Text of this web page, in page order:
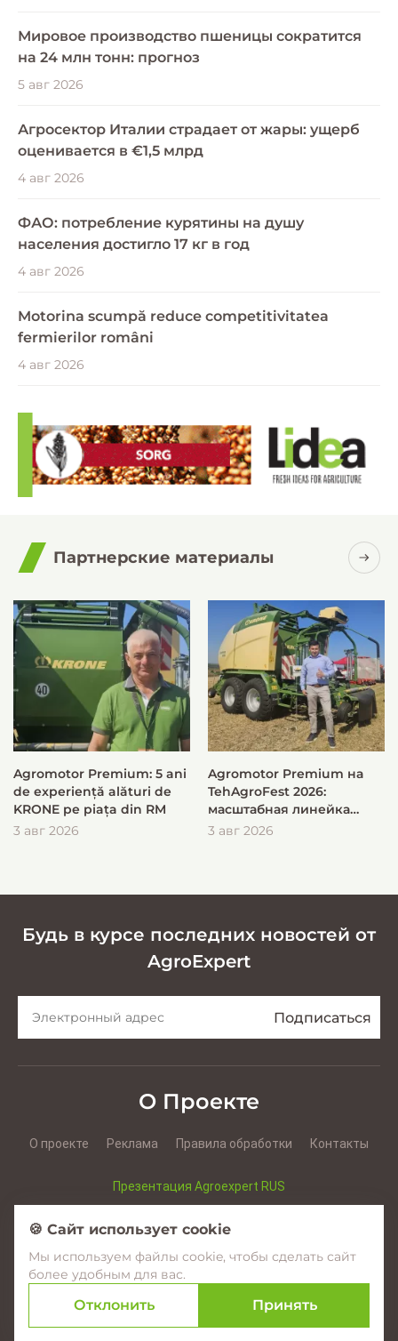
Мировое производство пшеницы сократится
на 24 млн тонн: прогноз
5 авг 2026
Агросектор Италии страдает от жары: ущерб
оценивается в €1,5 млрд
4 авг 2026
ФАО: потребление курятины на душу
населения достигло 17 кг в год
4 авг 2026
Motorina scumpă reduce competitivitatea
fermierilor români
4 авг 2026
Партнерские материалы
Agromotor Premium: 5 ani
de experiență alături de
KRONE pe piața din RM
3 авг 2026
Agromotor Premium на
TehAgroFest 2026:
масштабная линейка
KRONE для быстрой и
3 авг 2026
Будь в курсе последних новостей от
AgroExpert
О Проекте
О проекте Реклама Правила обработки Контакты
Презентация Agroexpert RUS
Презентация Agroexpert RO
Facebook YouTube Instagram
© 2017–2026 Agroexpert.md
🍪 Сайт использует cookie
Мы используем файлы cookie, чтобы сделать сайт
более удобным для вас.
Отклонить Принять